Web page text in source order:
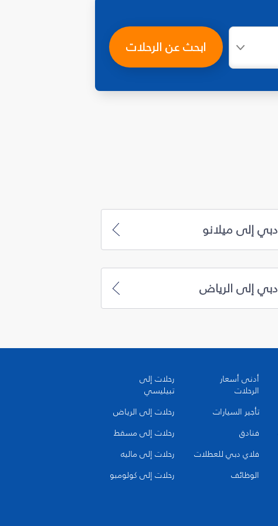
ابحث عن الرحلات
دبي إلى ميلانو
دبي إلى الرياض
أدنى أسعار
الرحلات
تأجير السيارات
فنادق
فلاي دبي للعطلات
الوظائف
رحلات إلى
تبيليسي
رحلات إلى الرياض
رحلات إلى مسقط
رحلات إلى ماليه
رحلات إلى كولومبو